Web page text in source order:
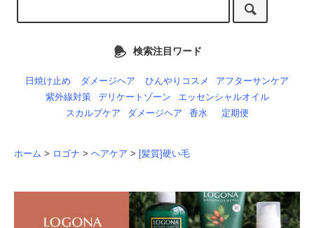
検索注目ワード
日焼け止め ダメージヘア ひんやりコスメ
アフターサンケア
紫外線対策
デリケートゾーン
エッセンシャルオイル
スカルプケア
ダメージヘア 香水 定期便
ホーム > ロゴナ > ヘアケア > [髪質]硬い毛